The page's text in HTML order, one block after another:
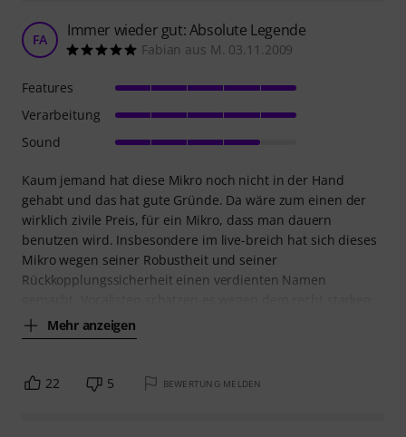
FA Immer wieder gut: Absolute Legende
Fabian aus M. 03.11.2009
Kaum jemand hat diese Mikro noch nicht in der Hand
gehabt und das hat gute Gründe. Da wäre zum einen der
wirklich zivile Preis, für ein Mikro, dass man dauern
benutzen wird. Insbesondere im live-breich hat sich dieses
Mikro wegen seiner Robustheit und seiner
Rückkopplungssicherheit einen verdienten Namen
Mehr anzeigen
Features
Verarbeitung
Sound
22 5 BEWERTUNG MELDEN